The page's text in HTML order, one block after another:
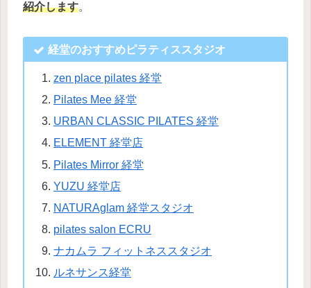
紹介します。
経堂のおすすめピラティススタジオ
zen place pilates 経堂
Pilates Mee 経堂
URBAN CLASSIC PILATES 経堂
ELEMENT 経堂店
Pilates Mirror 経堂
YUZU 経堂店
NATURAglam 経堂スタジオ
pilates salon ECRU
ナカムラ フィットネススタジオ
ルネサンス経堂